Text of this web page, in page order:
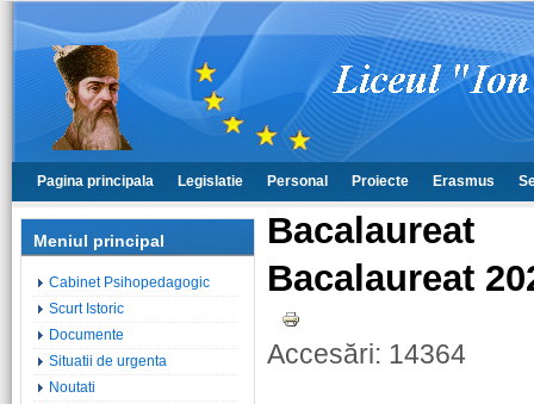
Pagina principala Legislatie Personal Proiecte Erasmus
Meniul principal
Cabinet Psihopedagogic
Scurt Istoric
Documente
Situatii de urgenta
Noutati
Bacalaureat
Bacalaureat
Accesări: 14364